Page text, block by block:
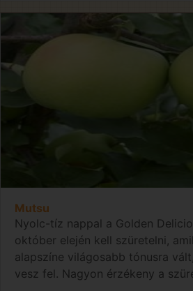
Mutsu
Nyolc-tíz nappal a Golden
október elején kell szüretelni,
alapszíne világosabb tónusra
vesz fel. Nagyon érzékeny a